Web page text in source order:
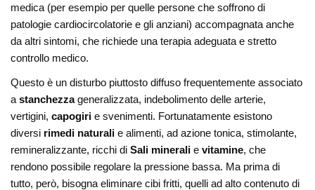
medica (per esempio per quelle persone che soffrono di
patologie cardiocircolatorie e gli anziani) accompagnata anche
da altri sintomi, che richiede una terapia adeguata e stretto
controllo medico.
Questo è un disturbo piuttosto diffuso frequentemente associato
astanchezzageneralizzata, indebolimento delle arterie,
vertigini,capogiri e svenimenti. Fortunatamente esistono
diversi rimedi naturali e alimenti, ad azione tonica, stimolante,
remineralizzante, ricchi diSali minerali evitamine, che
rendono possibile regolare la pressione bassa. Ma prima di
tutto, però, bisogna eliminare cibi fritti, quelli ad alto contenuto di